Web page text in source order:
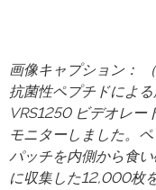
画像キャプション：
抗菌性ペプチドによ
VRS1250 ビデオレー
モニターしました。
パッチを内側から食
に収集した12,000枚